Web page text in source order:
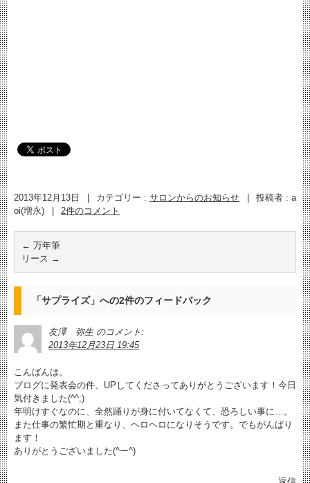
2013年12月13日 カテゴリー : サロンからのお知らせ
投稿者 : a
oi(増永)
2件のコメント
← 万年筆
リース →
「サプライズ」への2件のフィードバック
友澤 弥生 のコメント:
2013年12月23日 19:45
こんばんは。
ブログに発表会の件、UPしてくださってありがとうございます！今日
気付きました(^^;)
年明けすぐなのに、全然踊りが身に付いてなくて、恐ろしい事に…。
また仕事の繁忙期と重なり、ヘロヘロになりそうです。でもがんばり
ます！
ありがとうございました(^ー^)